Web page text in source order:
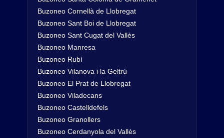
Buzoneo Cornellà de Llobregat
Buzoneo Sant Boi de Llobregat
Buzoneo Sant Cugat del Vallès
Buzoneo Manresa
Buzoneo Rubí
Buzoneo Vilanova i la Geltrú
Buzoneo El Prat de Llobregat
Buzoneo Viladecans
Buzoneo Castelldefels
Buzoneo Granollers
Buzoneo Cerdanyola del Vallès